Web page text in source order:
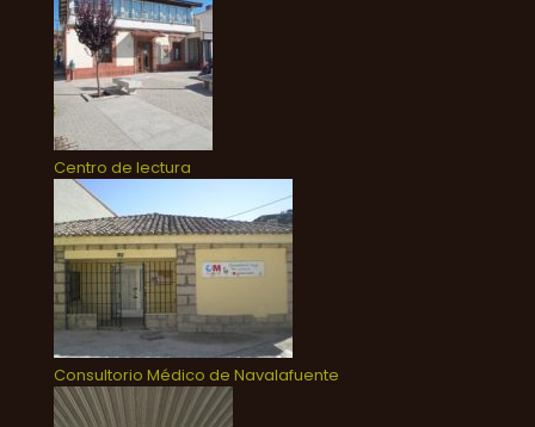
Centro de lectura
Consultorio Médico de Navalafuente